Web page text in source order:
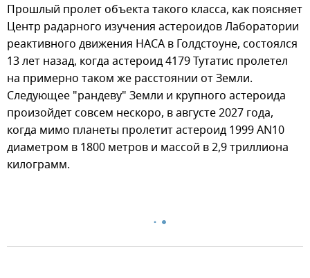
Прошлый пролет объекта такого класса, как поясняет
Центр радарного изучения астероидов Лаборатории
реактивного движения НАСА в Голдстоуне, состоялся
13 лет назад, когда астероид 4179 Тутатис пролетел
на примерно таком же расстоянии от Земли.
Следующее "рандеву" Земли и крупного астероида
произойдет совсем нескоро, в августе 2027 года,
когда мимо планеты пролетит астероид 1999 AN10
диаметром в 1800 метров и массой в 2,9 триллиона
килограмм.